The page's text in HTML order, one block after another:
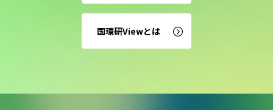
国環研Viewとは